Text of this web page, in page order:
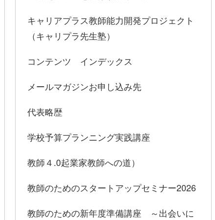
キャリアプラス教師能力開発プロジェクト
（キャリプラ先生塾）
コンテンツ インデックス
メールマガジンお申し込み先
代表略歴
学校予算プランニング実践講座
教師４.0起業家教師への道）
教師のためのスタートアップセミナー2026
教師のための新年度準備講座 ～出会いに